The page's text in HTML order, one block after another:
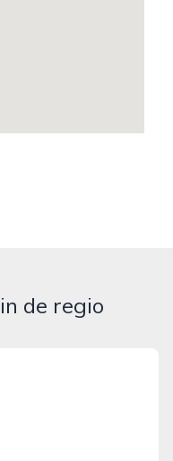
de regio